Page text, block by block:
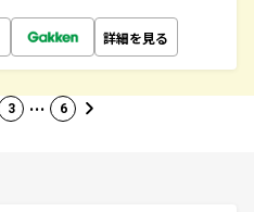
詳細を見る
3 … 6